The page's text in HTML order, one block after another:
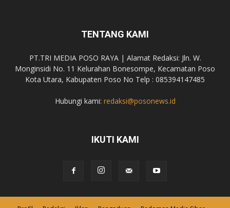
TENTANG KAMI
PT.TRI MEDIA POSO RAYA | Alamat Redaksi: Jln. W.
Monginsidi No. 11 Kelurahan Bonesompe, Kecamatan Poso
Kota Utara, Kabupaten Poso No Telp : 085394147485
Hubungi kami: redaksi@posonews.id
IKUTI KAMI